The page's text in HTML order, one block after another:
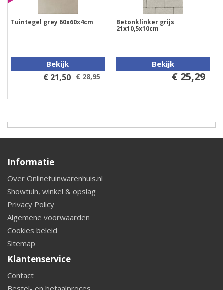
Tuintegel grey 60x60x4cm
Bekijk
€ 21,50 € 28,95
Betonklinker grijs
21x10,5x10cm
Bekijk
€ 25,29
Informatie
Over Onlinetuinwarenhuis.nl
Showtuin, winkel & opslag
Privacy Policy
Algemene voorwaarden
Cookies beleid
Sitemap
Klantenservice
Contact